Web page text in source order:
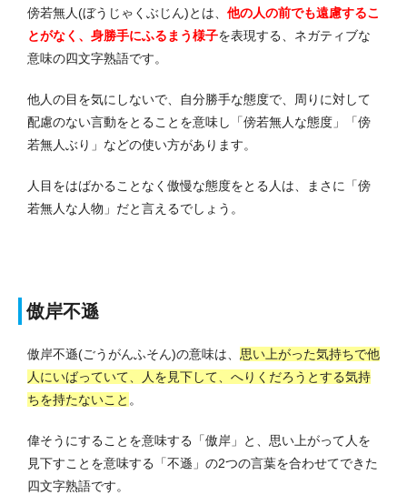
傍若無人(ぼうじゃくぶじん)とは、 他の人の前でも遠慮するこ
とがなく、身勝手にふるまう様子を表現する、ネガティブな
意味の四文字熟語です。
他人の目を気にしないで、自分勝手な態度で、周りに対して
配慮のない言動をとることを意味し「傍若無人な態度」「傍
若無人ぶり」などの使い方があります。
人目をはばかることなく傲慢な態度をとる人は、まさに「傍
若無人な人物」だと言えるでしょう。
傲岸不遜
傲岸不遜(ごうがんふそん)の意味は、 思い上がった気持ちで他
人にいばっていて、人を見下して、へりくだろうとする気持
ちを持たないこと 。
偉そうにすることを意味する「傲岸」と、思い上がって人を
見下すことを意味する「不遜」の2つの言葉を合わせてできた
四文字熟語です。